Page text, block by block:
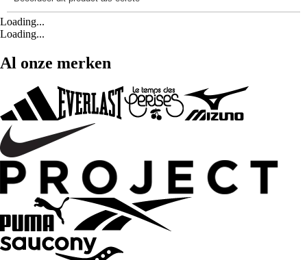
Loading...
Loading...
Al onze merken